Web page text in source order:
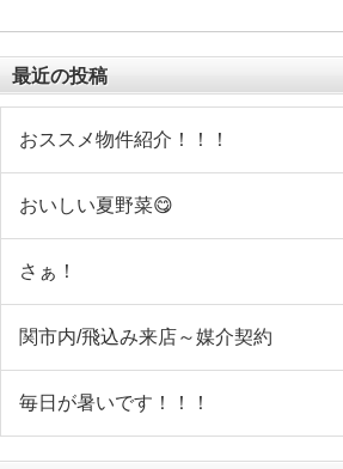
最近の投稿
おススメ物件紹介！！！
おいしい夏野菜😋
さぁ！
関市内/飛込み来店～媒介契約
毎日が暑いです！！！